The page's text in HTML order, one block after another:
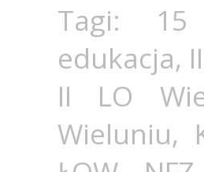
Tagi:
edukacja,
II LO
Wieluniu,